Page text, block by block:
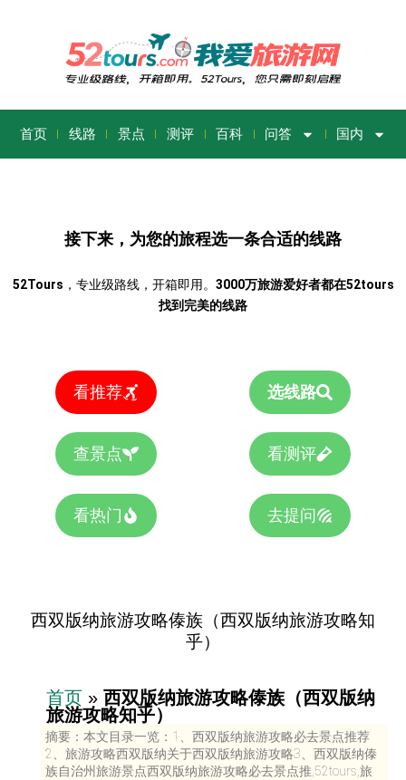
首页 线路 景点 测评 百科 问答 国内
接下来，为您的旅程选一条合适的线路
52Tours ，专业级路线，开箱即用。 3000万旅游爱好者都在52tours
找到完美的线路
看推荐 选线路
查景点 看测评
看热门 去提问
西双版纳旅游攻略傣族（西双版纳旅游攻略知
乎）
首页 » 西双版纳旅游攻略傣族（西双版纳
旅游攻略知乎）
摘要：本文目录一览：1、西双版纳旅游攻略必去景点推荐
2、旅游攻略西双版纳关于西双版纳旅游攻略3、西双版纳傣
族自治州旅游景点西双版纳旅游攻略必去景点推,52tours,旅